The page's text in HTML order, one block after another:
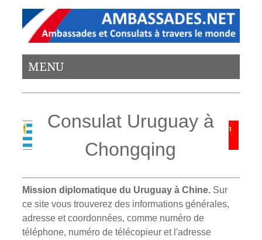
MENU
Consulat Uruguay à
Chongqing
Mission diplomatique du Uruguay à Chine. Sur
ce site vous trouverez des informations générales,
adresse et coordonnées, comme numéro de
téléphone, numéro de télécopieur et l'adresse